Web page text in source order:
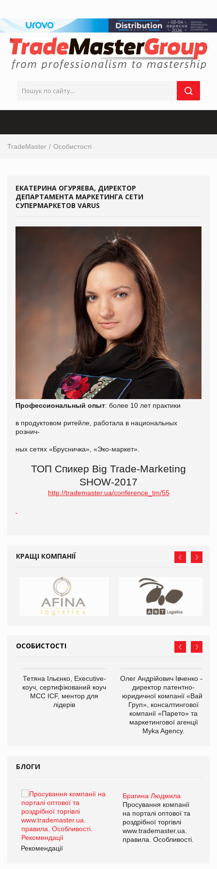
TradeMaster Особистості
ЕКАТЕРИНА ОГУРЯЕВА, ДИРЕКТОР
ДЕПАРТАМЕНТА МАРКЕТИНГА СЕТИ
СУПЕРМАРКЕТОВ VARUS
Профессиональный опыт: более 10 лет практики
в продуктовом ритейле, работала в национальных
рознич-
ных сетях «Брусничка», «Эко-маркет».
ТОП Спикер Big Trade-Marketing
SHOW-2017
http://trademaster.ua/conference_tm/55
КРАЩІ КОМПАНІЇ
ОСОБИСТОСТІ
Тетяна Ільєнко, Executive-
коуч, сертифікований коуч
МСС ICF, ментор для
лідерів
Олег Андрійович Івченко —
директор патентно-
юридичної компанії «Вайз
Груп», консалтингової
компанії «Парето» та
маркетингової агенції
Myka Agency.
БЛОГИ
Брагина Людмила
Просування компанії
на порталі оптової та
роздрібної торгівлі
www.trademaster.ua.
правила. Особливості.
Рекомендації